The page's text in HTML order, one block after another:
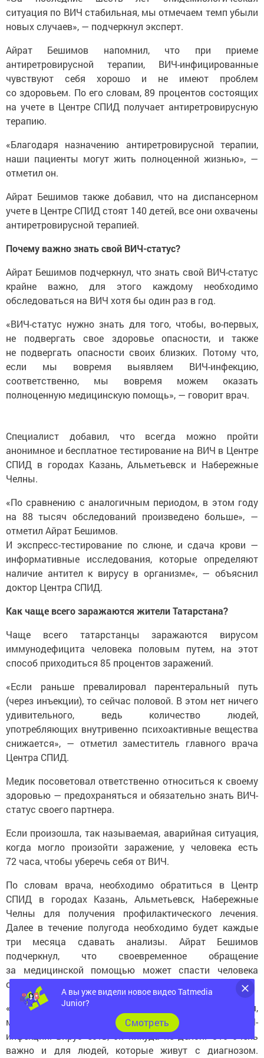
ситуация по ВИЧ стабильная, мы отмечаем темп убыли
новых случаев», — подчеркнул эксперт.
Айрат Бешимов напомнил, что при приеме
антиретровирусной терапии, ВИЧ-инфицированные
чувствуют себя хорошо и не имеют проблем
со здоровьем. По его словам, 89 процентов состоящих
на учете в Центре СПИД получает антиретровирусную
терапию.
«Благодаря назначению антиретровирусной терапии,
наши пациенты могут жить полноценной жизнью», —
отметил он.
Айрат Бешимов также добавил, что на диспансерном
учете в Центре СПИД стоят 140 детей, все они охвачены
антиретровирусной терапией.
Почему важно знать свой ВИЧ-статус?
Айрат Бешимов подчеркнул, что знать свой ВИЧ-статус
крайне важно, для этого каждому необходимо
обследоваться на ВИЧ хотя бы один раз в год.
«ВИЧ-статус нужно знать для того, чтобы, во-первых,
не подвергать свое здоровье опасности, и также
не подвергать опасности своих близких. Потому что,
если мы вовремя выявляем ВИЧ-инфекцию,
соответственно, мы вовремя можем оказать
полноценную медицинскую помощь», — говорит врач.
Специалист добавил, что всегда можно пройти
анонимное и бесплатное тестирование на ВИЧ в Центре
СПИД в городах Казань, Альметьевск и Набережные
Челны.
«По сравнению с аналогичным периодом, в этом году
на 88 тысяч обследований произведено больше», —
отметил Айрат Бешимов.
И экспресс-тестирование по слюне, и сдача крови —
информативные исследования, которые определяют
наличие антител к вирусу в организме«, — объяснил
доктор Центра СПИД.
Как чаще всего заражаются жители Татарстана?
Чаще всего татарстанцы заражаются вирусом
иммунодефицита человека половым путем, на этот
способ приходиться 85 процентов заражений.
«Если раньше превалировал парентеральный путь
(через инъекции), то сейчас половой. В этом нет ничего
удивительного, ведь количество людей,
употребляющих внутривенно психоактивные вещества
снижается», — отметил заместитель главного врача
Центра СПИД.
Медик посоветовал ответственно относиться к своему
здоровью — предохраняться и обязательно знать ВИЧ-
статус своего партнера.
Если произошла, так называемая, аварийная ситуация,
когда могло произойти заражение, у человека есть
72 часа, чтобы уберечь себя от ВИЧ.
По словам врача, необходимо обратиться в Центр
СПИД в городах Казань, Альметьевск, Набережные
Челны для получения профилактического лечения.
Далее в течение полугода необходимо будет каждые
три месяца сдавать анализы. Айрат Бешимов
подчеркнул, что своевременное обращение
за медицинской помощью может спасти человека
от заражения.
«Каждый год во Всемирный день борьбы со СПИДом,
мы привлекаем внимание общества к проблеме ВИЧ-
инфекции. Вирус есть, он никуда не делся. Это очень
важно и для людей, которые живут с диагнозом.
А вы уже видели новое видео Tatmedia
Junior?
Cмотреть